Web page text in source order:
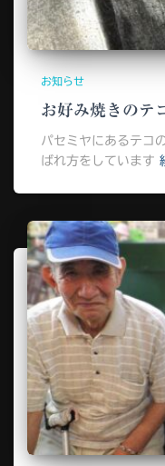
お知らせ
お好み焼きのテ
パセミヤにあるテコ
ばれ方をしています